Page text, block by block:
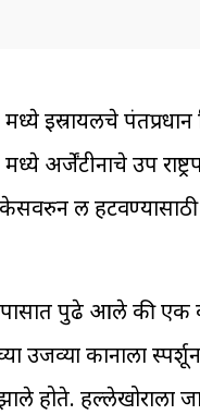
इस्रायलचे पंतप्रधान
अर्जेंटीनाचे उप
लक्ष
तपासात पुढे आले की
उजव्या कानाला
होते. हल्लेखोराला